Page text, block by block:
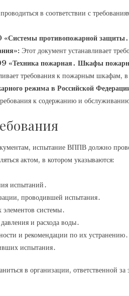
в соответствии с
противопожарной
Этот документ устанавливает
пожарная․ Шкафы
требования к пожарным шкафам,
режима в Российской
к содержанию и
испытание ВППВ должно
актом, в котором указываются:
испытаний․
проводившей испытания․
системы․
и расхода воды․
и рекомендации по их устранению․
испытания․
в организации, ответственной